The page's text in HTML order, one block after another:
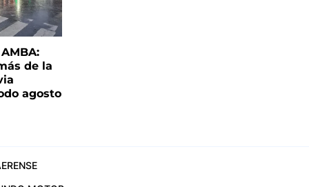
de la
agosto